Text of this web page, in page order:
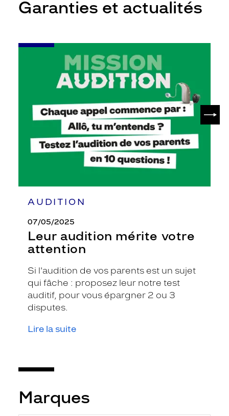
Garanties et actualités
AUDITION
07/05/2025
Leur audition mérite votre
attention
Si l'audition de vos parents est un sujet
qui fâche : proposez leur notre test
auditif, pour vous épargner 2 ou 3
disputes.
Lire la suite
-
Marques